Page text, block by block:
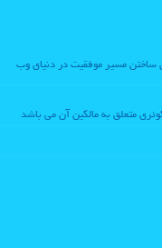
ساختن مسیر موفقیت در دنیای وب